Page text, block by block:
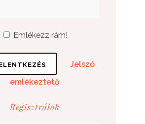
Emlékezz rám!
Jelszó
emlékeztető
Regisztrálok